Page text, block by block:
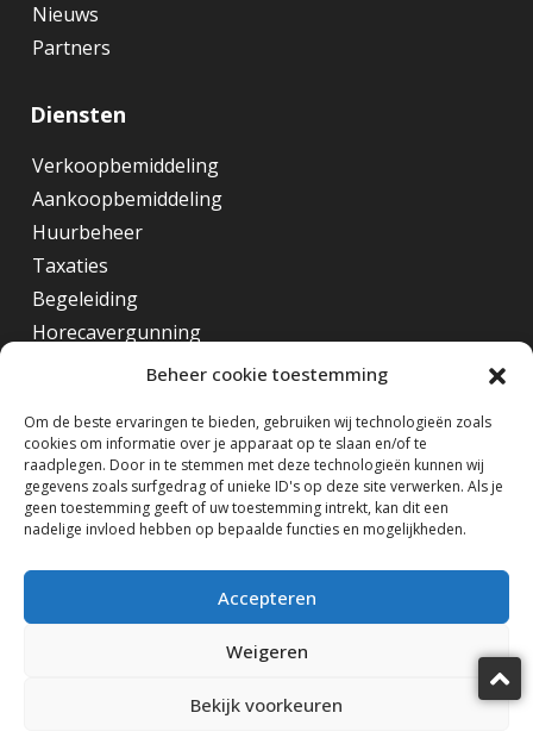
Beheer cookie toestemming
Om de beste ervaringen te bieden, gebruiken wij technologieën zoals
cookies om informatie over je apparaat op te slaan en/of te
raadplegen. Door in te stemmen met deze technologieën kunnen wij
gegevens zoals surfgedrag of unieke ID's op deze site verwerken. Als je
geen toestemming geeft of uw toestemming intrekt, kan dit een
nadelige invloed hebben op bepaalde functies en mogelijkheden.
Accepteren
Weigeren
Bekijk voorkeuren
Nieuws
Partners
Diensten
Verkoopbemiddeling
Aankoopbemiddeling
Huurbeheer
Taxaties
Begeleiding
Horecavergunning
Horecamakelaar Rotterdam
Horecamakelaar Eindhoven
Horecamakelaar Amsterdam
Horecamakelaardij Knook & Verbaas © 2025